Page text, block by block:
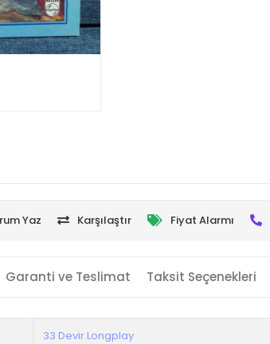
Yaz Karşılaştır Fiyat Alarmı
Garanti ve Teslimat Taksit Seçenekleri
33 Devir Longplay